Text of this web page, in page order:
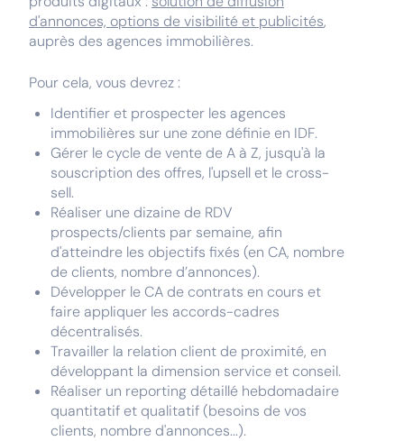
d'annonces, options de visibilité et publicités,
auprès des agences immobilières.
Pour cela, vous devrez :
Identifier et prospecter les agences
immobilières sur une zone définie en IDF.
Gérer le cycle de vente de A à Z, jusqu'à la
souscription des offres, l'upsell et le cross-
sell.
Réaliser une dizaine de RDV
prospects/clients par semaine, afin
d'atteindre les objectifs fixés (en CA, nombre
de clients, nombre d’annonces).
Développer le CA de contrats en cours et
faire appliquer les accords-cadres
décentralisés.
Travailler la relation client de proximité, en
développant la dimension service et conseil.
Réaliser un reporting détaillé hebdomadaire
quantitatif et qualitatif (besoins de vos
clients, nombre d'annonces...).